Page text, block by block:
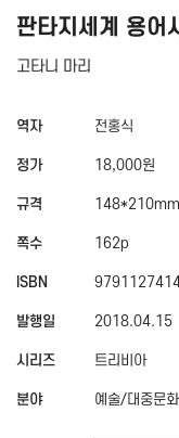
판타지세계 용어
고타니 마리
역자 전홍식
정가 18,000원
규격 148*210mm
쪽수 162p
ISBN
발행일 2018.04.15
시리즈 트리비아
분야 예술/대중문